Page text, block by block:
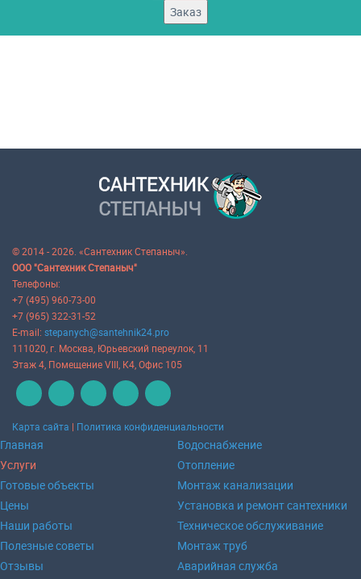
Заказ
© 2014 - 2026. «Сантехник Степаныч».
ООО "Сантехник Степаныч"
Телефоны:
+7 (495) 960-73-00
+7 (965) 322-31-52
E-mail: stepanych@santehnik24.pro
111020 , г. Москва Юрьевский переулок, 11
Этаж 4, Помещение VIII, К4, Офис 105
Карта сайта | Политика конфиденциальности
Главная
Услуги
Готовые объекты
Цены
Наши работы
Полезные советы
Отзывы
Водоснабжение
Отопление
Монтаж канализации
Установка и ремонт сантехники
Техническое обслуживание
Монтаж труб
Аварийная служба